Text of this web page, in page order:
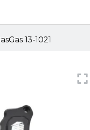
területén*.
13-1021